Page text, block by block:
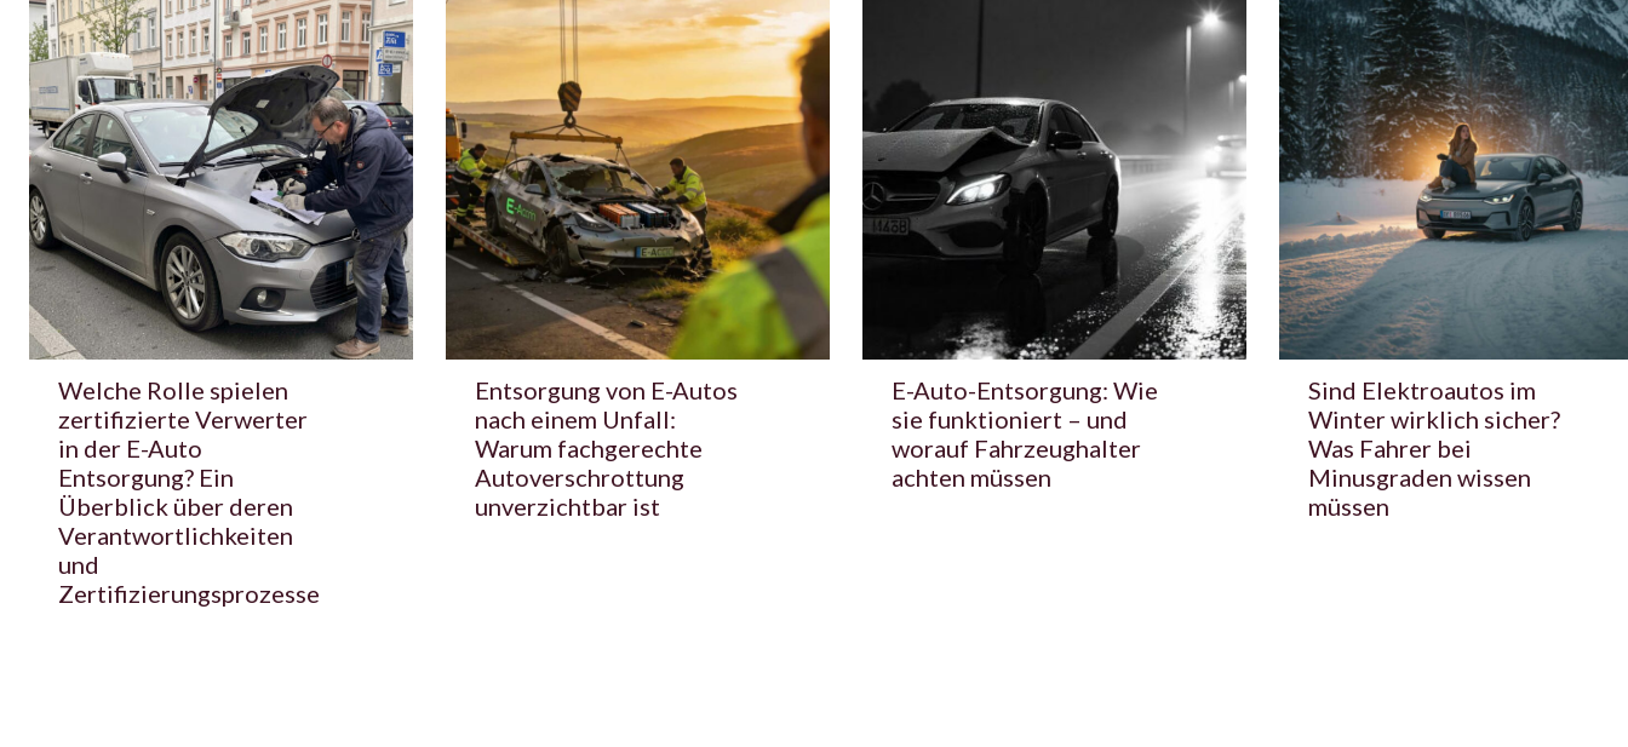
Welche Rolle spielen
zertifizierte Verwerter
in der E-Auto
Entsorgung? Ein
Überblick über deren
Verantwortlichkeiten
und
Zertifizierungsprozesse
Entsorgung von E-Autos
nach einem Unfall:
Warum fachgerechte
Autoverschrottung
unverzichtbar ist
E-Auto-Entsorgung: Wie
sie funktioniert – und
worauf Fahrzeughalter
achten müssen
Sind Elektroautos im
Winter wirklich sicher?
Was Fahrer bei
Minusgraden wissen
müssen